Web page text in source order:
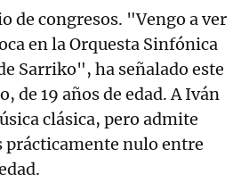
de congresos. "Vengo a ver
en la Orquesta Sinfónica
Sarriko", ha señalado este
de 19 años de edad. A Iván
clásica, pero admite
prácticamente nulo entre